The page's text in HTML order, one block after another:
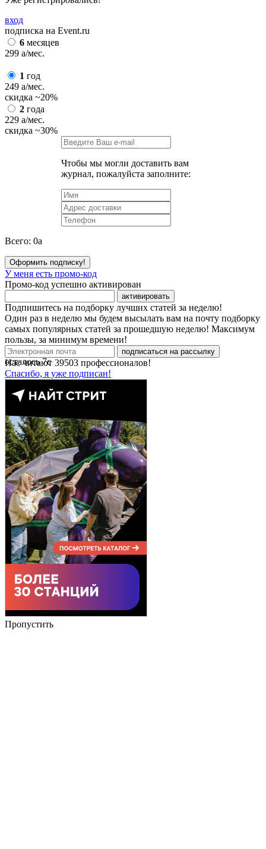
вход
подписка на Event.ru
6 месяцев
299 a/мес.
1 год
249 a/мес.
скидка ~20%
2 года
229 a/мес.
скидка ~30%
Чтобы мы могли доставить вам
журнал, пожалуйста заполните:
Всего: 0a
Оформить подписку!
У меня есть промо-код
Промо-код успешно активирован
активировать
Подпишитесь на подборку лучших статей за неделю!
Один раз в неделю мы будем высылать вам на почту подборку
самых популярных статей за прошедшую неделю! Максимум
пользы, за минимум времени!
подписаться на рассылку
Нас читают 39503 профессионалов!
Спасибо, я уже подписан!
осталось7с
Пропустить